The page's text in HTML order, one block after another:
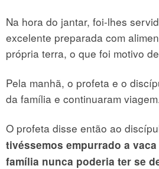
Na hora do jantar, foi-lhes
excelente preparada com
própria terra, o que foi motivo
Pela manhã, o profeta e o
da fa­mília e continuaram
O profeta disse então ao
tivéssemos em­purrado a
família nunca poderia ter se